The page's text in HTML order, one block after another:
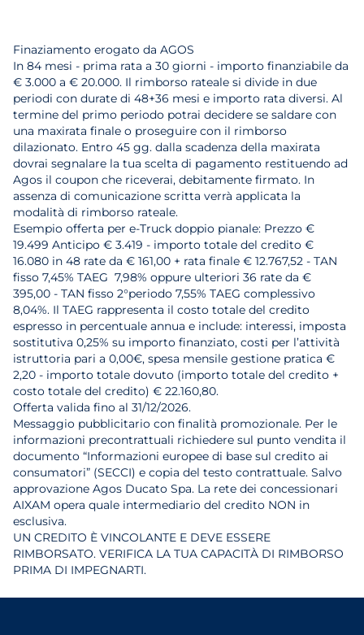
Finaziamento erogato da AGOS
In 84 mesi - prima rata a 30 giorni - importo finanziabile da
€ 3.000 a € 20.000. Il rimborso rateale si divide in due
periodi con durate di 48+36 mesi e importo rata diversi. Al
termine del primo periodo potrai decidere se saldare con
una maxirata finale o proseguire con il rimborso
dilazionato. Entro 45 gg. dalla scadenza della maxirata
dovrai segnalare la tua scelta di pagamento restituendo ad
Agos il coupon che riceverai, debitamente firmato. In
assenza di comunicazione scritta verrà applicata la
modalità di rimborso rateale.
Esempio offerta per e-Truck doppio pianale: Prezzo €
19.499 Anticipo € 3.419 - importo totale del credito €
16.080 in 48 rate da € 161,00 + rata finale € 12.767,52 - TAN
fisso 7,45% TAEG 7,98% oppure ulteriori 36 rate da €
395,00 - TAN fisso 2°periodo 7,55% TAEG complessivo
8,04%. Il TAEG rappresenta il costo totale del credito
espresso in percentuale annua e include: interessi, imposta
sostitutiva 0,25% su importo finanziato, costi per l’attività
istruttoria pari a 0,00€, spesa mensile gestione pratica €
2,20 - importo totale dovuto (importo totale del credito +
costo totale del credito) € 22.160,80.
Offerta valida fino al 31/12/2026.
Messaggio pubblicitario con finalità promozionale. Per le
informazioni precontrattuali richiedere sul punto vendita il
documento “Informazioni europee di base sul credito ai
consumatori” (SECCI) e copia del testo contrattuale. Salvo
approvazione Agos Ducato Spa. La rete dei concessionari
AIXAM opera quale intermediario del credito NON in
esclusiva.
UN CREDITO È VINCOLANTE E DEVE ESSERE
RIMBORSATO. VERIFICA LA TUA CAPACITÀ DI RIMBORSO
PRIMA DI IMPEGNARTI.